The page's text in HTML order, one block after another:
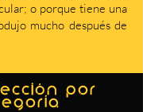
o porque tiene una
mucho después de
por